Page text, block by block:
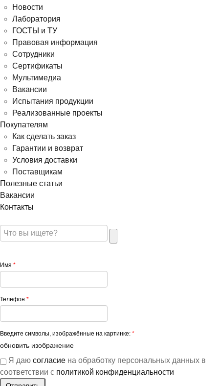
Новости
Лаборатория
ГОСТЫ и ТУ
Правовая информация
Сотрудники
Сертификаты
Мультимедиа
Вакансии
Испытания продукции
Реализованные проекты
Покупателям
Как сделать заказ
Гарантии и возврат
Условия доставки
Поставщикам
Полезные статьи
Вакансии
Контакты
Имя *
Телефон *
Введите символы, изображённые на картинке: *
обновить изображение
Я даю согласие на обработку персональных данных в
соответствии с политикой конфиденциальности